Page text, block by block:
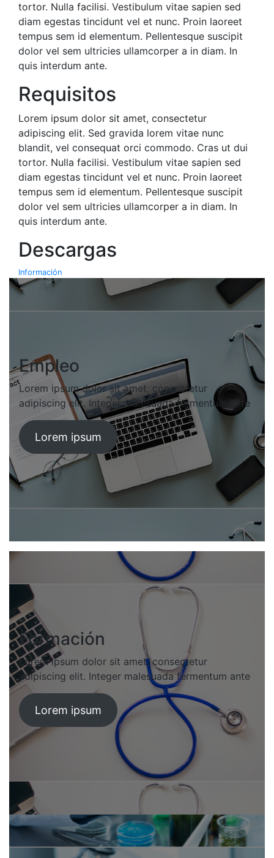
tortor. Nulla facilisi. Vestibulum vitae sapien sed
diam egestas tincidunt vel et nunc. Proin laoreet
tempus sem id elementum. Pellentesque suscipit
dolor vel sem ultricies ullamcorper a in diam. In
quis interdum ante.
Requisitos
Lorem ipsum dolor sit amet, consectetur
adipiscing elit. Sed gravida lorem vitae nunc
blandit, vel consequat orci commodo. Cras ut dui
tortor. Nulla facilisi. Vestibulum vitae sapien sed
diam egestas tincidunt vel et nunc. Proin laoreet
tempus sem id elementum. Pellentesque suscipit
dolor vel sem ultricies ullamcorper a in diam. In
quis interdum ante.
Descargas
Información
Empleo
Lorem ipsum dolor sit amet, consectetur
adipiscing elit. Integer malesuada fermentum ante
Lorem ipsum
Formación
Lorem ipsum dolor sit amet, consectetur
adipiscing elit. Integer malesuada fermentum ante
Lorem ipsum